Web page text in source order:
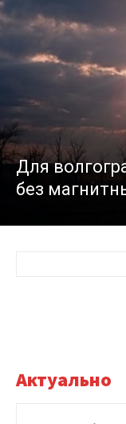
Для
без
Актуально